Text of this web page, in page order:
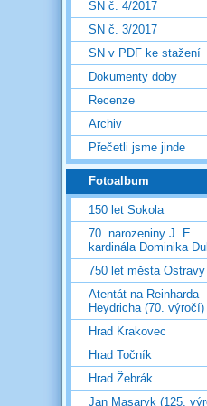
SN č. 4/2017
SN č. 3/2017
SN v PDF ke stažení
Dokumenty doby
Recenze
Archiv
Přečetli jsme jinde
Fotoalbum
150 let Sokola
70. narozeniny J. E.
kardinála Dominika
750 let města Ostravy
Atentát na Reinharda
Heydricha (70. výročí)
Hrad Krakovec
Hrad Točník
Hrad Žebrák
Jan Masaryk (125.